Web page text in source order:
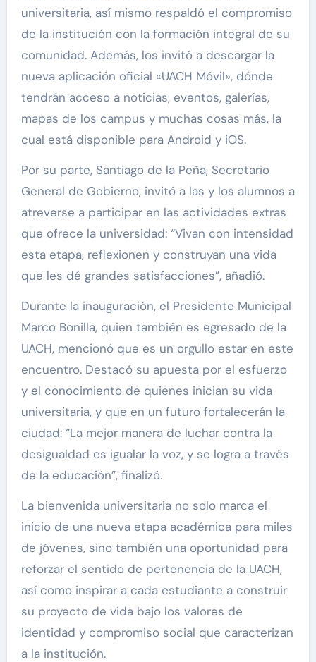
universitaria, así mismo respaldó el compromiso
de la institución con la formación integral de su
comunidad. Además, los invitó a descargar la
nueva aplicación oficial «UACH Móvil», dónde
tendrán acceso a noticias, eventos, galerías,
mapas de los campus y muchas cosas más, la
cual está disponible para Android y iOS.
Por su parte, Santiago de la Peña, Secretario
General de Gobierno, invitó a las y los alumnos a
atreverse a participar en las actividades extras
que ofrece la universidad: “Vivan con intensidad
esta etapa, reflexionen y construyan una vida
que les dé grandes satisfacciones”, añadió.
Durante la inauguración, el Presidente Municipal
Marco Bonilla, quien también es egresado de la
UACH, mencionó que es un orgullo estar en este
encuentro. Destacó su apuesta por el esfuerzo
y el conocimiento de quienes inician su vida
universitaria, y que en un futuro fortalecerán la
ciudad: “La mejor manera de luchar contra la
desigualdad es igualar la voz, y se logra a través
de la educación”, finalizó.
La bienvenida universitaria no solo marca el
inicio de una nueva etapa académica para miles
de jóvenes, sino también una oportunidad para
reforzar el sentido de pertenencia de la UACH,
así como inspirar a cada estudiante a construir
su proyecto de vida bajo los valores de
identidad y compromiso social que caracterizan
a la institución.